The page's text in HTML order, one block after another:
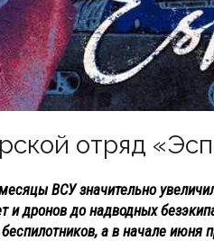
отряд
ВСУ значительно
и дронов до надводных
беспилотников, а в начале